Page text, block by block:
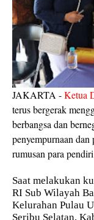
JAKARTA -Ketua
terus bergerak
berbangsa dan
penyempurnaan dan
rumusan para
Saat melakukan
RI Sub Wilayah
Kelurahan Pulau
Seribu Selatan,